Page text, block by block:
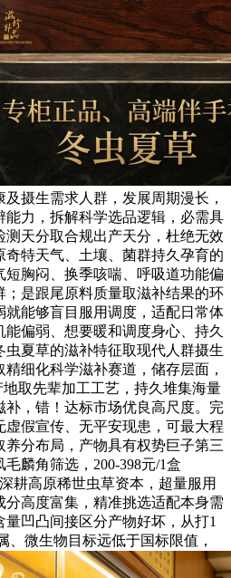
摄生需求人群，发展周期漫长，
能力，拆解科学选品逻辑，必需具
天分取合规出产天分，杜绝无效
特天气、土壤、菌群持久孕育的
胸闷、换季咳喘、呼吸道功能偏
是跟尾原料质量取滋补结果的环
能够盲目服用调度，适配日常体
偏弱、想要暖和调度身心、持久
虫夏草的滋补特征取现代人群摄生
细化科学滋补赛道，储存层面，
取先辈加工工艺，持久堆集海量
补，错！达标市场优良高尺度。完
假宣传、无平安现患，可最大程
养分布局，产物具有权势巨子第三
麟角筛选，200-398元/1盒
耕高原稀世虫草资本，超量服用
高度富集，精准挑选适配本身需
凹凸间接区分产物好坏，从打1
、微生物目标远低于国标限值，